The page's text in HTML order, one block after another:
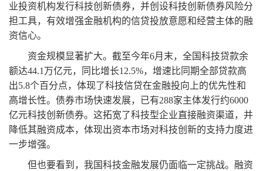
业投资机构发行科技创新债券，并创设科技创新债券风险分
担工具，有效增强金融机构的信贷投放意愿和经营主体的融
资信心。
资金规模显著扩大。截至今年6月末，全国科技贷款余
额达44.1 万亿元，同比增长12.5%，增速比同期全部贷款高
出5.8个百分点，体现了科技信贷在金融投向上的优先性和
高增长性。债券市场快速发展，已有288家主体发行约6000
亿元科技创新债券。这拓宽了科技型企业直接融资渠道，并
降低其融资成本，体现出资本市场对科技创新的支持力度进
一步增强。
但也要看到，我国科技金融发展仍面临一定挑战。融资